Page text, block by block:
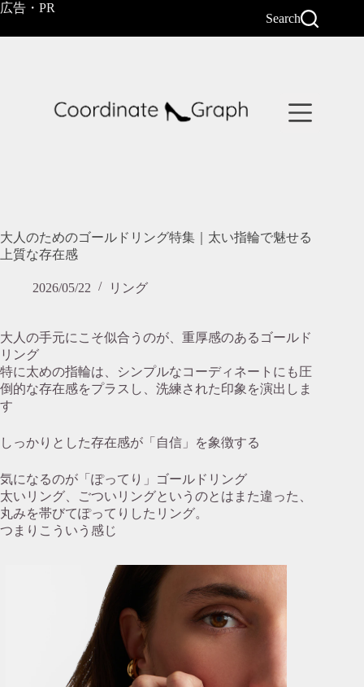
コ
テ
広告・PR
Search
大人のためのゴールドリング特集｜太い指輪で魅せる
上質な存在感
2026/05/22 リング
大人の手元にこそ似合うのが、重厚感のあるゴールド
リング
特に太めの指輪は、シンプルなコーディネートにも圧
倒的な存在感をプラスし、洗練された印象を演出しま
す
しっかりとした存在感が「自信」を象徴する
気になるのが「ぽってり」ゴールドリング
太いリング、ごついリングというのとはまた違った、
丸みを帯びてぽってりしたリング。
つまりこういう感じ